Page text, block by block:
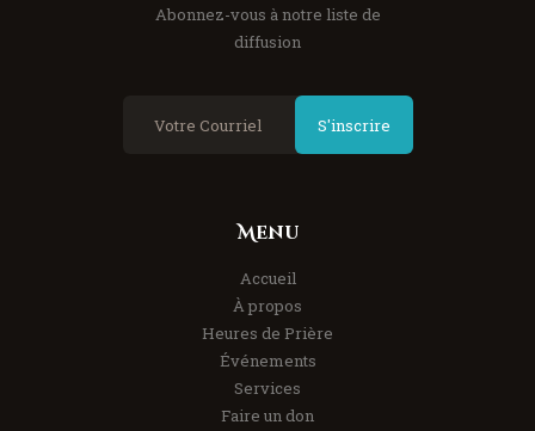
Abonnez-vous à notre liste de
diffusion
S'inscrire
Menu
Accueil
À propos
Heures de Prière
Événements
Services
Faire un don